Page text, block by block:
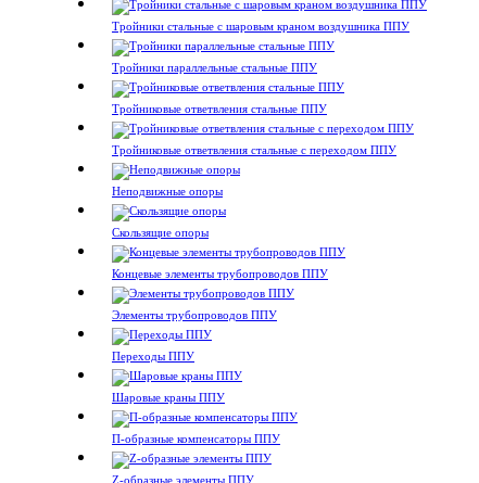
Тройники стальные с шаровым краном воздушника ППУ
Тройники параллельные стальные ППУ
Тройниковые ответвления стальные ППУ
Тройниковые ответвления стальные с переходом ППУ
Неподвижные опоры
Скользящие опоры
Концевые элементы трубопроводов ППУ
Элементы трубопроводов ППУ
Переходы ППУ
Шаровые краны ППУ
П-образные компенсаторы ППУ
Z-образные элементы ППУ